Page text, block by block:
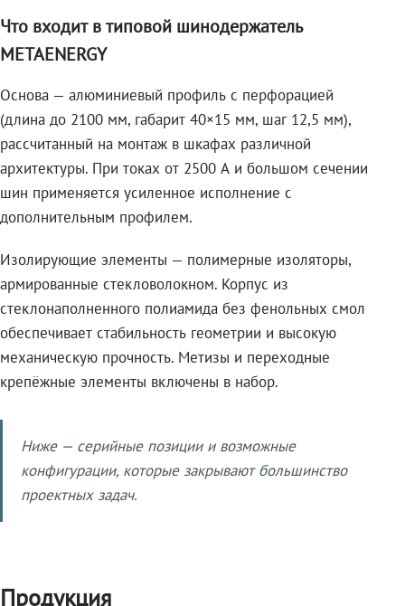
Что входит в типовой шинодержатель
METAENERGY
Основа — алюминиевый профиль с перфорацией
(длина до 2100 мм, габарит 40×15 мм, шаг 12,5 мм),
рассчитанный на монтаж в шкафах различной
архитектуры. При токах от 2500 А и большом сечении
шин применяется усиленное исполнение с
дополнительным профилем.
Изолирующие элементы — полимерные изоляторы,
армированные стекловолокном. Корпус из
стеклонаполненного полиамида без фенольных смол
обеспечивает стабильность геометрии и высокую
механическую прочность. Метизы и переходные
крепёжные элементы включены в набор.
Ниже — серийные позиции и возможные
конфигурации, которые закрывают большинство
проектных задач.
Продукция